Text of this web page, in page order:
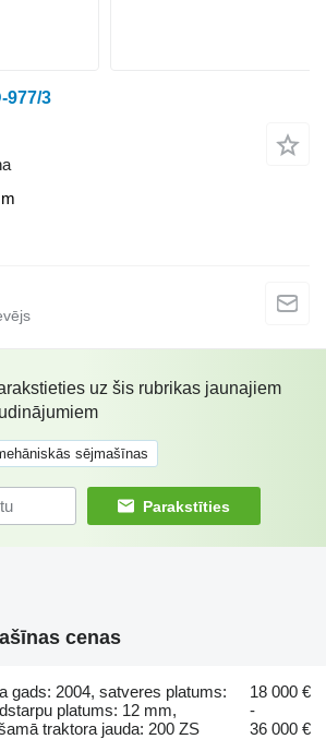
977/3
uz šis rubrikas jaunajiem
sējmašīnas
Parakstīties
cenas
gads: 2004, satveres platums:
platums: 12 mm,
traktora jauda: 200 ZS
18 000 €
-
36 000 €